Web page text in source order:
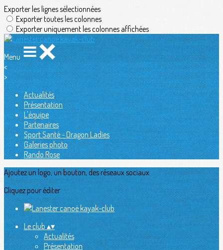
Exporter les lignes sélectionnées
Exporter toutes les colonnes
Exporter uniquement les colonnes affichées
Menu
<
>
Actualités
Présentation
L'équipe
Partenaires
Sport Santé - Dragon Ladies
Galeries photo
Rando Rose
Ajoutez un logo, un bouton, des réseaux sociaux
Cliquez pour éditer
Le club▴▾
Actualités
Présentation